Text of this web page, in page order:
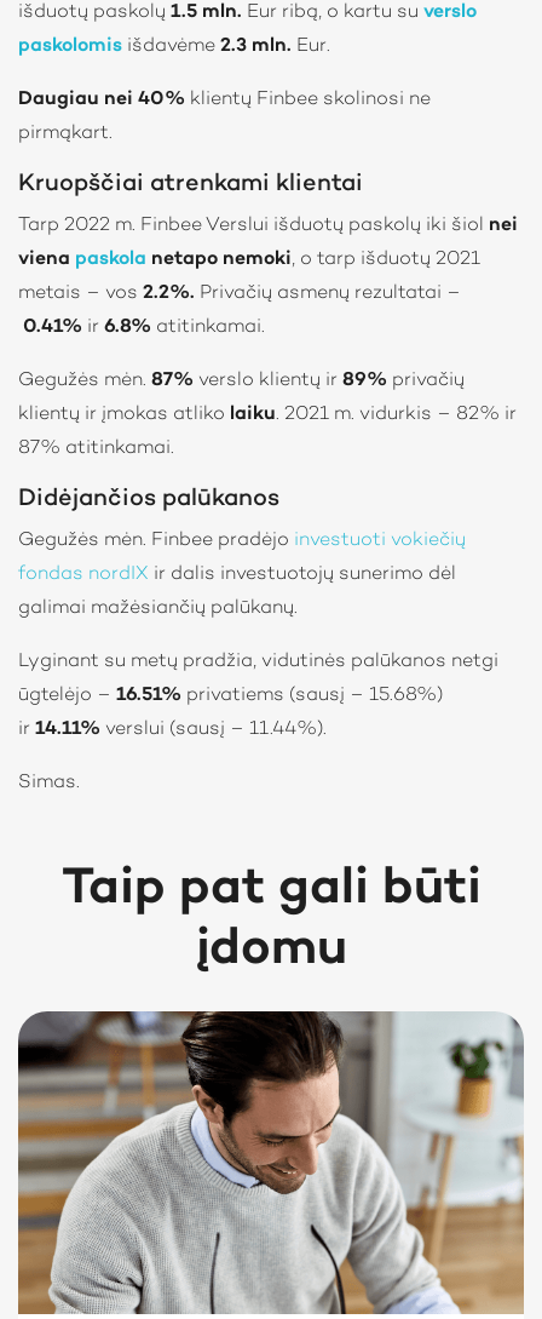
išduotų paskolų 1.5 mln. Eur ribą, o kartu su verslo
paskolomis išdavėme 2.3 mln. Eur.
Daugiau nei 40% klientų Finbee skolinosi ne
pirmąkart.
Kruopščiai atrenkami klientai
Tarp 2022 m. Finbee Verslui išduotų paskolų iki šiol nei
viena paskola netapo nemoki, o tarp išduotų 2021
metais – vos 2.2%. Privačių asmenų rezultatai –
0.41% ir 6.8% atitinkamai.
Gegužės mėn. 87% verslo klientų ir 89% privačių
klientų ir įmokas atliko laiku. 2021 m. vidurkis – 82% ir
87% atitinkamai.
Didėjančios palūkanos
Gegužės mėn. Finbee pradėjo investuoti vokiečių
fondas nordIX ir dalis investuotojų sunerimo dėl
galimai mažėsiančių palūkanų.
Lyginant su metų pradžia, vidutinės palūkanos netgi
ūgtelėjo – 16.51% privatiems (sausį – 15.68%)
ir 14.11% verslui (sausį – 11.44%).
Simas.
Taip pat gali būti
įdomu